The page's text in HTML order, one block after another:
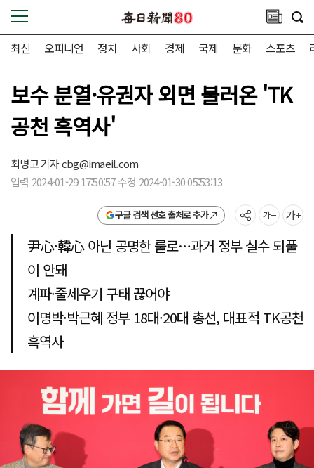
최신 오피니언 정치 사회 경제 국제 문화 스포츠
보수 분열·유권자 외면 불러온 'TK
공천 흑역사'
최병고 기자cbg@imaeil.com
입력 2024-01-29 17:50:57 수정 2024-01-30 05:53:13
구글 검색 선호 출처로 추가
尹心·韓心 아닌 공명한 룰로…과거 정부 실수 되풀
이 안돼
계파·줄세우기 구태 끊어야
이명박·박근혜 정부 18대·20대 총선, 대표적 TK공천
흑역사